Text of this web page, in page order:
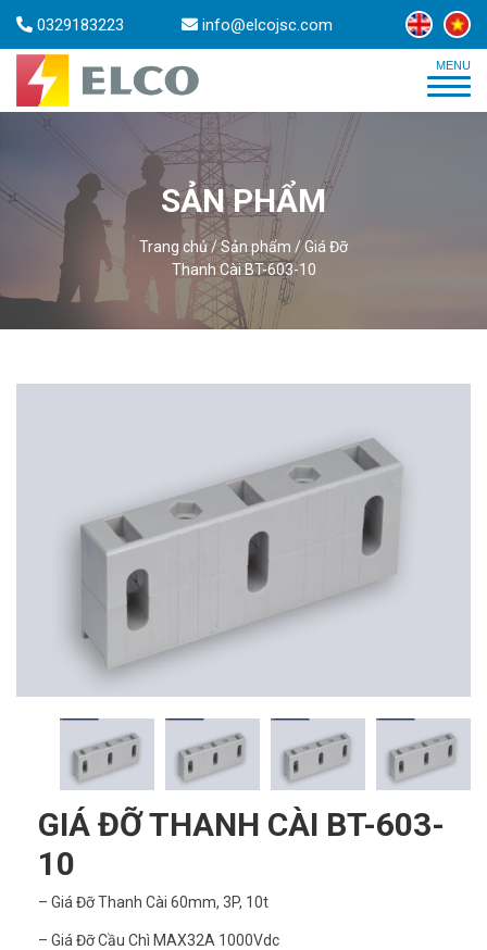
0329183223 info@elcojsc.com
SẢN PHẨM
Trang chủ/Sản phẩm /Giá Đỡ
Thanh Cài BT-603-10
GIÁ ĐỠ THANH CÀI BT-603-
10
– Giá Đỡ Thanh Cài 60mm, 3P, 10t
– Giá Đỡ Cầu Chì MAX32A 1000Vdc